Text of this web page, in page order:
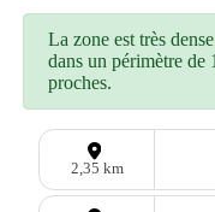
La zone est très
dans un périmètre
proches.
2,35 km